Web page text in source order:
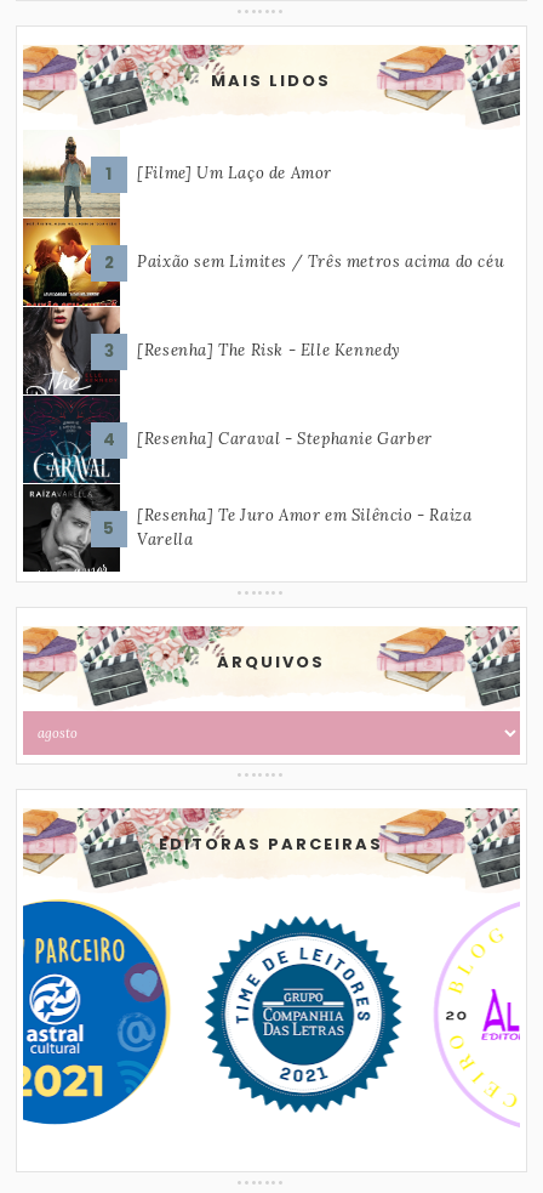
MAIS LIDOS
[Filme] Um Laço de Amor
Paixão sem Limites / Três metros acima do céu
[Resenha] The Risk - Elle Kennedy
[Resenha] Caraval - Stephanie Garber
[Resenha] Te Juro Amor em Silêncio - Raiza
Varella
ARQUIVOS
EDITORAS PARCEIRAS